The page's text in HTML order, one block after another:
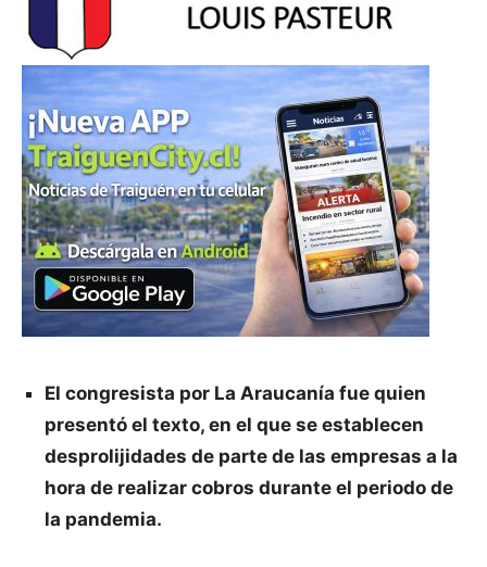
El congresista por La Araucanía fue quien
presentó el texto, en el que se establecen
desprolijidades de parte de las empresas a la
hora de realizar cobros durante el periodo de
la pandemia.